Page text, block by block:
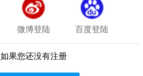
微博登陆 百度登陆
如果您还没有注册